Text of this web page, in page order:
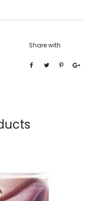
Share with